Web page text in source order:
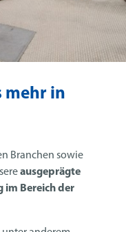
mehr in
Branchen sowie
ausgeprägte
im Bereich der